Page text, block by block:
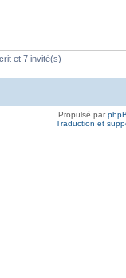
et 7 invité(s)
Propulsé par
Traduction et